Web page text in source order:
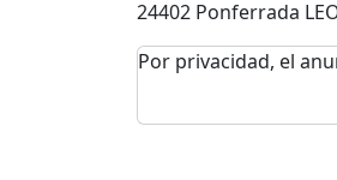
24402 Ponferrada
Por privacidad, el